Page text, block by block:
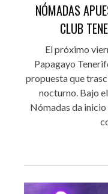
NÓMADAS
CLUB
El próximo
Papagayo
propuesta que
nocturno. Bajo
Nómadas da inicio